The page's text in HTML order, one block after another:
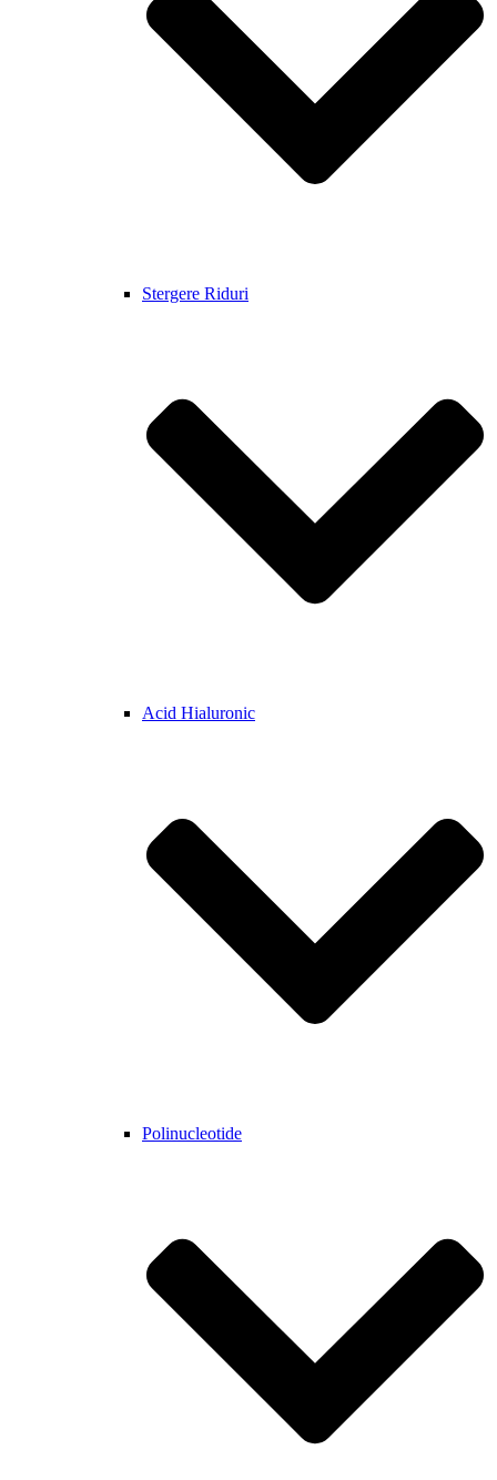
Stergere Riduri
Acid Hialuronic
Polinucleotide